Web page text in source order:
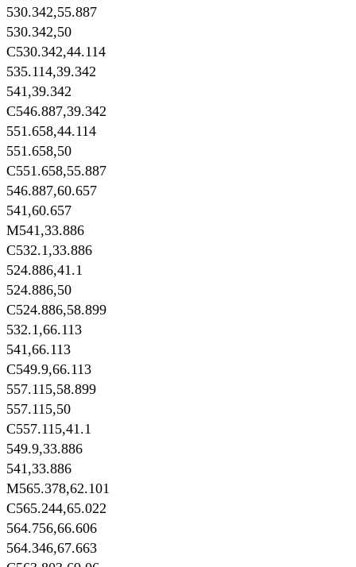
530.342,55.887
530.342,50
C530.342,44.114
535.114,39.342
541,39.342
C546.887,39.342
551.658,44.114
551.658,50
C551.658,55.887
546.887,60.657
541,60.657
M541,33.886
C532.1,33.886
524.886,41.1
524.886,50
C524.886,58.899
532.1,66.113
541,66.113
C549.9,66.113
557.115,58.899
557.115,50
C557.115,41.1
549.9,33.886
541,33.886
M565.378,62.101
C565.244,65.022
564.756,66.606
564.346,67.663